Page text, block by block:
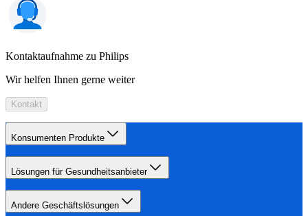
Kontaktaufnahme zu Philips
Wir helfen Ihnen gerne weiter
Kontakt
Konsumenten Produkte
Lösungen für Gesundheitsanbieter
Andere Geschäftslösungen